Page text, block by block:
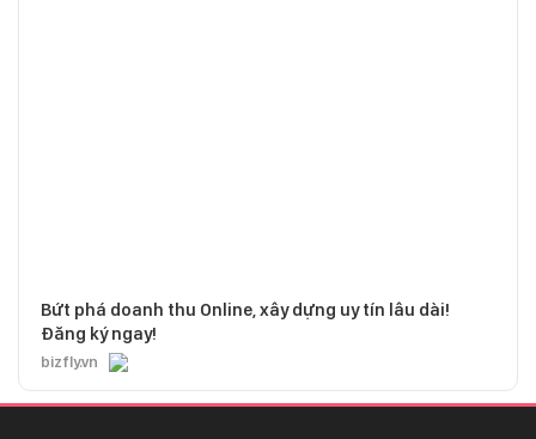
Bứt phá doanh thu Online, xây dựng uy tín lâu dài!
Đăng ký ngay!
bizfly.vn